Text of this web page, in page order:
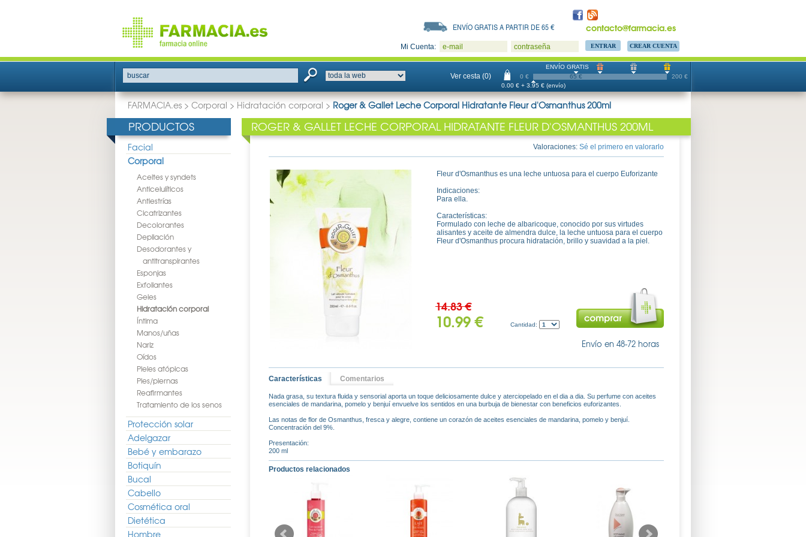
contacto@farmacia.es
ENVÍO GRATIS A PARTIR DE 65 €
Mi Cuenta: e-mail contraseña CREAR CUENTA
buscar Ver cesta (0) 0 € 200 €
ENVÍO GRATIS
65 €
0.00 € + 3.95 € (envío)
FARMACIA.es > Corporal > Hidratación corporal > Roger & Gallet Leche Corporal Hidratante Fleur d'Osmanthus 200ml
PRODUCTOS
Facial
Corporal
Aceites y syndets
Anticelulíticos
Antiestrías
Cicatrizantes
Decolorantes
Depilación
Desodorantes y
antitranspirantes
Esponjas
Exfoliantes
Geles
Hidratación corporal
Íntima
Manos/uñas
Nariz
Oídos
Pieles atópicas
Pies/piernas
Reafirmantes
Tratamiento de los senos
Protección solar
Adelgazar
Bebé y embarazo
Botiquín
Bucal
Cabello
Cosmética oral
Dietética
Hombre
ROGER & GALLET LECHE CORPORAL HIDRATANTE FLEUR D'OSMANTHUS 200ML
Valoraciones: Sé el primero en valorarlo
Fleur d'Osmanthus es una leche untuosa para el cuerpo Euforizante
Indicaciones:
Para ella.
Características:
Formulado con leche de albaricoque, conocido por sus virtudes
alisantes y aceite de almendra dulce, la leche untuosa para el cuerpo
Fleur d'Osmanthus procura hidratación, brillo y suavidad a la piel.
14.83 €
10.99 € Cantidad:
Envío en 48-72 horas
Características Comentarios
Nada grasa, su textura fluida y sensorial aporta un toque deliciosamente dulce y aterciopelado en el dia a dia. Su perfume con aceites
esenciales de mandarina, pomelo y benjuí envuelve los sentidos en una burbuja de bienestar con beneficios euforizantes.
Las notas de flor de Osmanthus, fresca y alegre, contiene un corazón de aceites esenciales de mandarina, pomelo y benjuí.
Concentración del 9%.
Presentación:
200 ml
Productos relacionados